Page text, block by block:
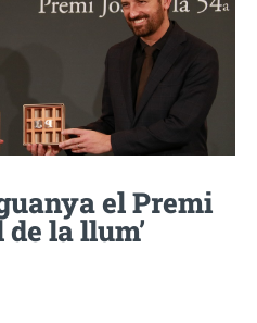
el Premi
la llum’